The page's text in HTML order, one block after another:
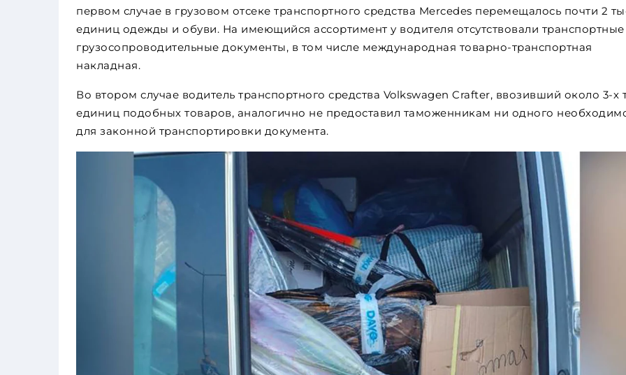
первом случае в грузовом отсеке транспортного средства Mercedes перемещалось почти 2
единиц одежды и обуви. На имеющийся ассортимент у водителя отсутствовали
грузосопроводительные документы, в том числе международная товарно-транспортная
накладная.
Во втором случае водитель транспортного средства Volkswagen Crafter, ввозивший около 3-х
единиц подобных товаров, аналогично не предоставил таможенникам ни одного
для законной транспортировки документа.